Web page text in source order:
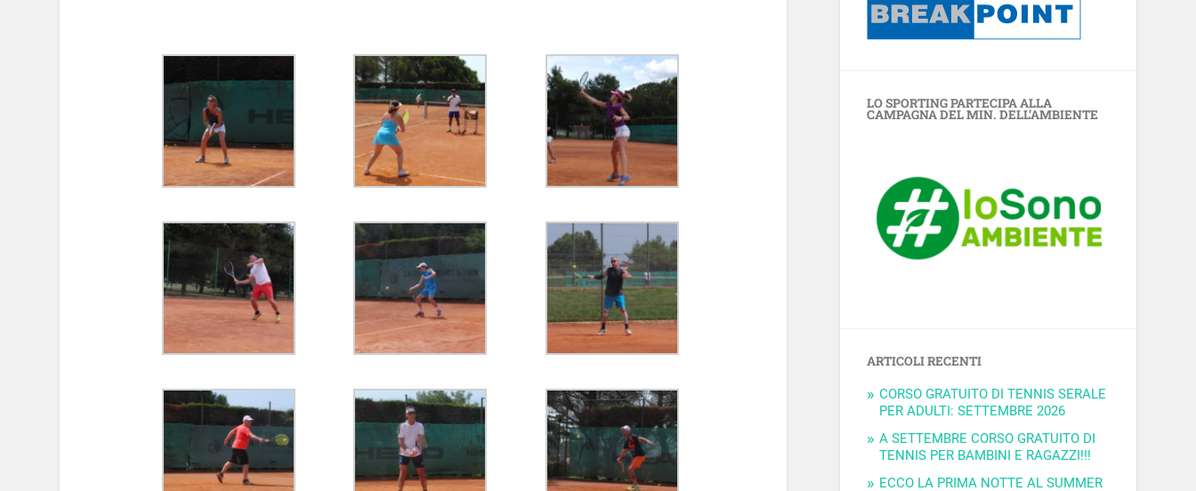
LO SPORTING PARTECIPA ALLA
CAMPAGNA DEL MIN. DELL’AMBIENTE
ARTICOLI RECENTI
CORSO GRATUITO DI TENNIS SERALE
PER ADULTI: SETTEMBRE 2026
A SETTEMBRE CORSO GRATUITO DI
TENNIS PER BAMBINI E RAGAZZI!!!
ECCO LA PRIMA NOTTE AL SUMMER